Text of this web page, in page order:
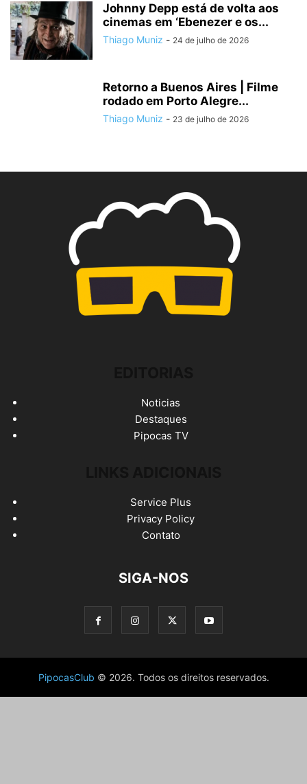
Johnny Depp está de volta aos
cinemas em ‘Ebenezer e os...
Thiago Muniz - 24 de julho de 2026
Retorno a Buenos Aires | Filme
rodado em Porto Alegre...
Thiago Muniz - 23 de julho de 2026
Noticias
Destaques
Pipocas TV
Service Plus
Privacy Policy
Contato
SIGA-NOS
PipocasClub © 2026. Todos os direitos reservados.